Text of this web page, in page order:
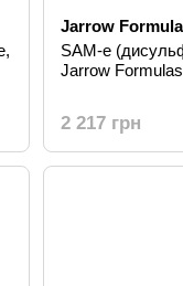
Jarrow
SAM-e
Jarrow
2 217 грн